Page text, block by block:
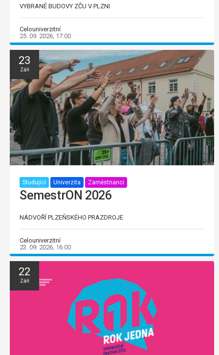
VYBRANÉ BUDOVY ZČU V PLZNI
Celouniverzitní
25. 09. 2026, 17:00
23
Září
Studující Univerzita Zaměstnanci
SemestrON 2026
NÁDVOŘÍ PLZEŇSKÉHO PRAZDROJE
Celouniverzitní
23. 09. 2026, 16:00
22
Září